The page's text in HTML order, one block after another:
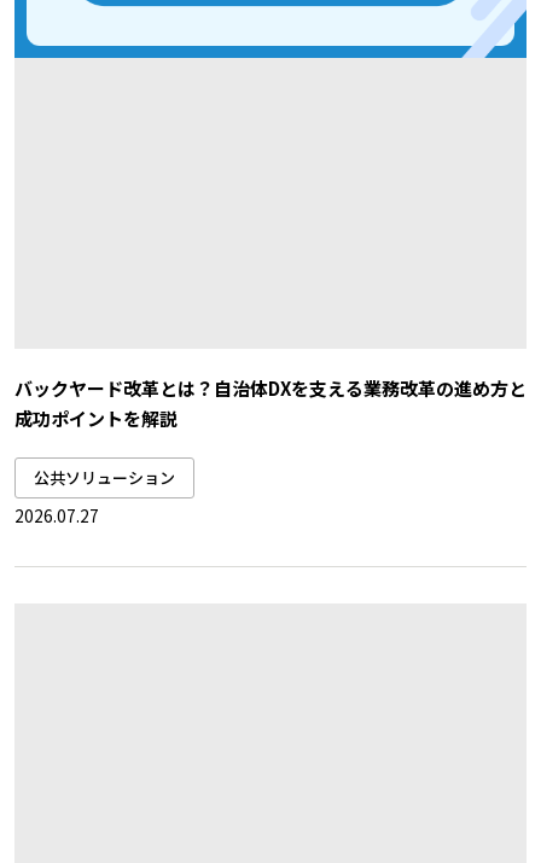
バックヤード改革とは？自治体DXを支える業務改革の進め方と
成功ポイントを解説
公共ソリューション
2026.07.27